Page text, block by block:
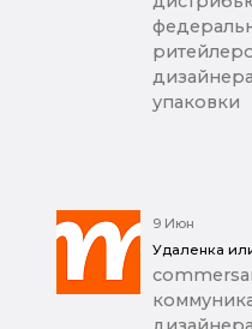
упаковки
9 Июн
Удаленка